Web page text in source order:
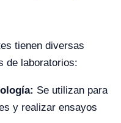
tienen diversas
de laboratorios:
Se utilizan para
y realizar ensayos